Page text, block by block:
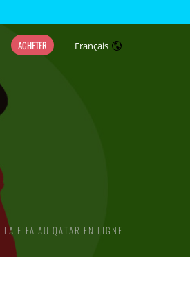
ACHETER Français
FIFA AU QATAR EN LIGNE